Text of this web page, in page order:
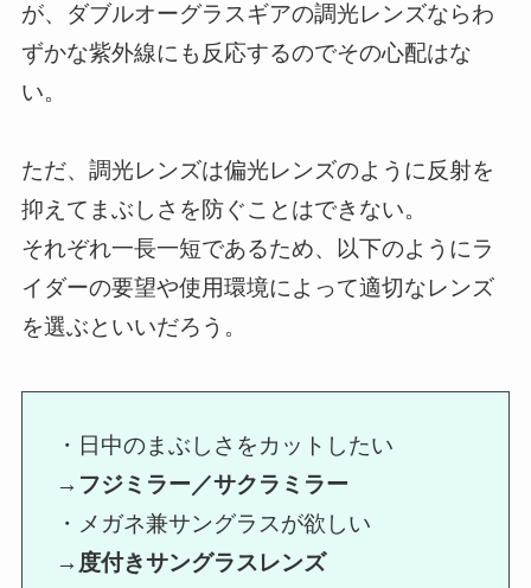
が、ダブルオーグラスギアの調光レンズならわ
ずかな紫外線にも反応するのでその心配はな
い。
ただ、調光レンズは偏光レンズのように反射を
抑えてまぶしさを防ぐことはできない。
それぞれ一長一短であるため、以下のようにラ
イダーの要望や使用環境によって適切なレンズ
を選ぶといいだろう。
・日中のまぶしさをカットしたい
→ フジミラー／サクラミラー
・メガネ兼サングラスが欲しい
→ 度付きサングラスレンズ